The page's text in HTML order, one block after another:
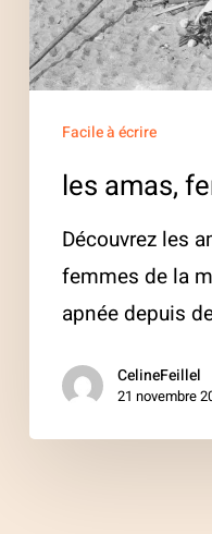
mer
Facile à écrire
les amas,
Découvrez les
femmes de la
apnée depuis
CelineFeillel
21 novembre